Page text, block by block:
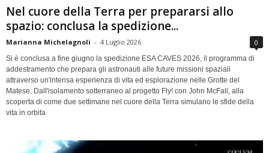
Nel cuore della Terra per prepararsi allo
spazio: conclusa la spedizione...
Marianna Michelagnoli - 4 Luglio 2026 0
Si è conclusa a fine giugno la spedizione ESA CAVES 2026, il programma di
addestramento che prepara gli astronauti alle future missioni spaziali
attraverso un'intensa esperienza di vita ed esplorazione nelle Grotte del
Matese. Dall'isolamento sotterraneo al progetto Fly! con John McFall, alla
scoperta di come due settimane nel cuore della Terra simulano le sfide della
vita in orbita